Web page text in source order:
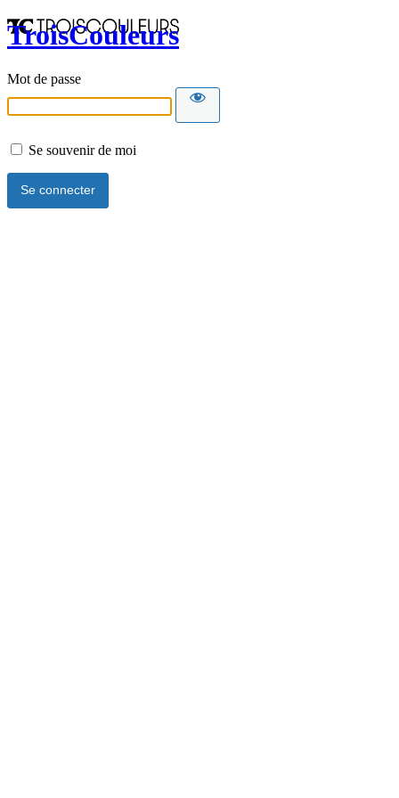
TroisCouleurs
Mot de passe
Se souvenir de moi